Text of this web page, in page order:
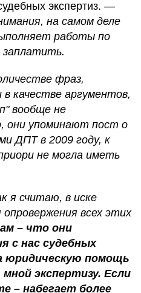
экспертиз. —
на самом деле
работы по
фраз,
качестве аргументов,
вообще не
они упоминают пост о
ДПТ в 2009 году, к
не могла иметь
я считаю, в иске
всех этих
– что они
с нас судебных
юридическую помощь
экспертизу. Если
– набегает более